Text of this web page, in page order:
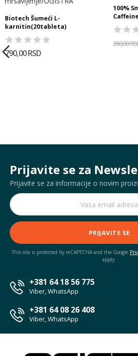
Biotech Šumeći L-
karnitin(20tableta)
790,00 RSD
100%
Caffeine
260,00
Prijavite se za
Prijavite se za informacije o novim
PRIJAVITE SE
This site is protected by reCAPTCHA and the Google
apply.
+381 64 18 56 775
Viber, WhatsApp
+381 64 08 26 408
Viber, WhatsApp